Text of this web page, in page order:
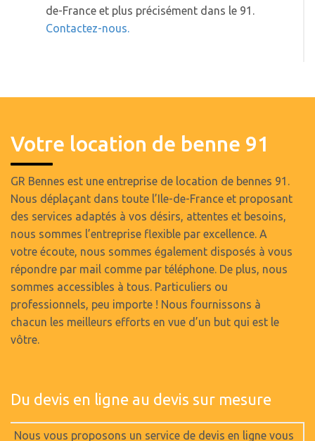
de-France et plus précisément dans le 91.
Contactez-nous.
Votre location de benne 91
GR Bennes est une entreprise de location de bennes 91.
Nous déplaçant dans toute l’Ile-de-France et proposant
des services adaptés à vos désirs, attentes et besoins,
nous sommes l’entreprise flexible par excellence. A
votre écoute, nous sommes également disposés à vous
répondre par mail comme par téléphone. De plus, nous
sommes accessibles à tous. Particuliers ou
professionnels, peu importe ! Nous fournissons à
chacun les meilleurs efforts en vue d’un but qui est le
vôtre.
Du devis en ligne au devis sur mesure
Nous vous proposons un service de devis en ligne vous